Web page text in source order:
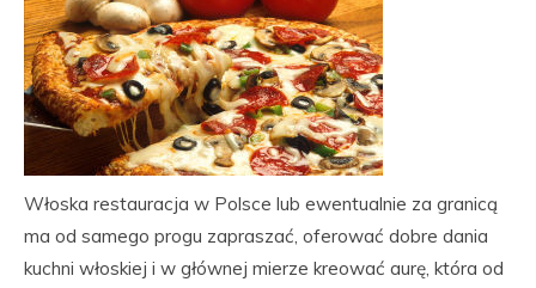
Włoska restauracja w Polsce lub ewentualnie za granicą
ma od samego progu zapraszać, oferować dobre dania
kuchni włoskiej i w głównej mierze kreować aurę, która od